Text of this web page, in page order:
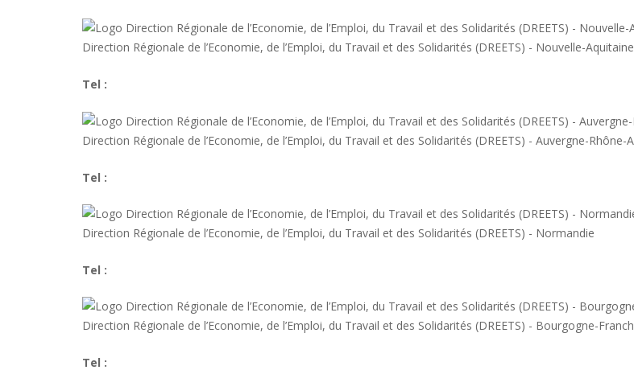
Direction Régionale de l’Economie, de l’Emploi, du Travail et des Solidarités (DREETS) - Nouvelle-Aquitaine
Tel :
Direction Régionale de l’Economie, de l’Emploi, du Travail et des Solidarités (DREETS) - Auvergne-Rhône-
Tel :
Direction Régionale de l’Economie, de l’Emploi, du Travail et des Solidarités (DREETS) - Normandie
Tel :
Direction Régionale de l’Economie, de l’Emploi, du Travail et des Solidarités (DREETS) - Bourgogne-
Tel :